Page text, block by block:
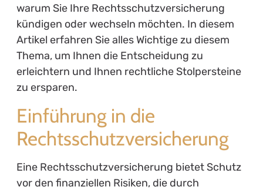
warum Sie Ihre Rechtsschutzversicherung
kündigen oder wechseln möchten. In diesem
Artikel erfahren Sie alles Wichtige zu diesem
Thema, um Ihnen die Entscheidung zu
erleichtern und Ihnen rechtliche Stolpersteine
zu ersparen.
Einführung in die
Rechtsschutzversicherung
Eine Rechtsschutzversicherung bietet Schutz
vor den finanziellen Risiken, die durch